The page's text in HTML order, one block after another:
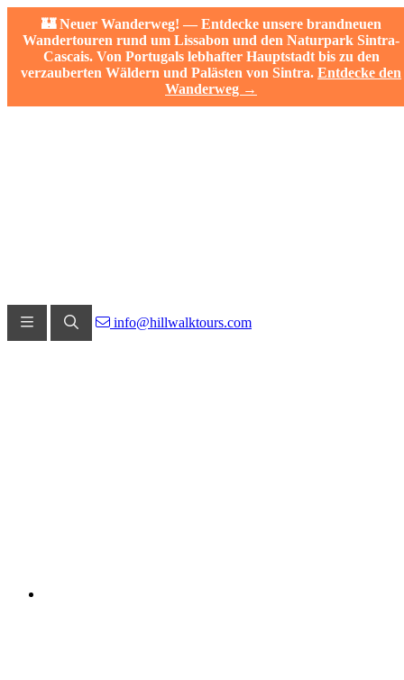
🏰 Neuer Wanderweg! — Entdecke unsere brandneuen
Wandertouren rund um Lissabon und den Naturpark Sintra-
Cascais. Von Portugals lebhafter Hauptstadt bis zu den
verzauberten Wäldern und Palästen von Sintra. Entdecke den
Wanderweg →
info@hillwalktours.com